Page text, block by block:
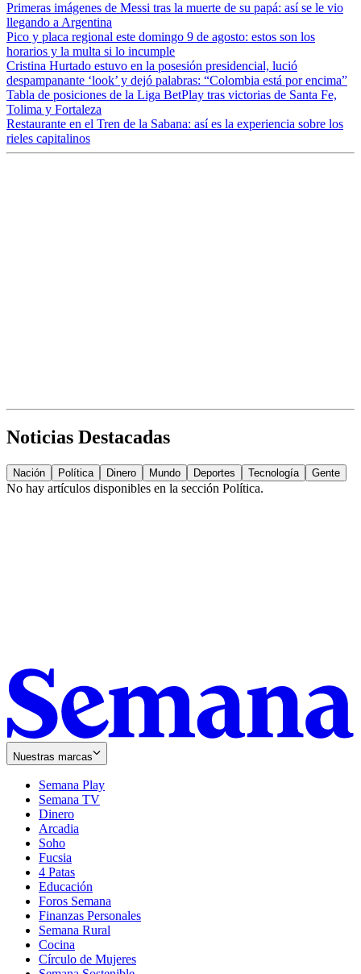
Primeras imágenes de Messi tras la muerte de su papá: así se le vio
llegando a Argentina
Pico y placa regional este domingo 9 de agosto: estos son los
horarios y la multa si lo incumple
Cristina Hurtado estuvo en la posesión presidencial, lució
despampanante ‘look’ y dejó palabras: “Colombia está por encima”
Tabla de posiciones de la Liga BetPlay tras victorias de Santa Fe,
Tolima y Fortaleza
Restaurante en el Tren de la Sabana: así es la experiencia sobre los
rieles capitalinos
Noticias Destacadas
Nación Política Dinero Mundo Deportes Tecnología Gente
No hay artículos disponibles en la sección Política.
Nuestras marcas
Semana Play
Semana TV
Dinero
Arcadia
Soho
in
new
window
Fucsia
in
new
window
4 Patas
Educación
Foros Semana
Finanzas Personales
Semana Rural
Cocina
Círculo de Mujeres